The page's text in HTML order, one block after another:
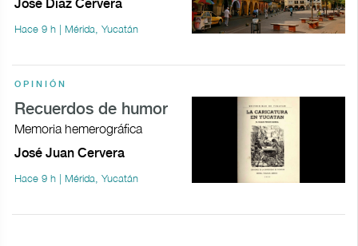
José Díaz Cervera
Hace 9 h | Mérida, Yucatán
OPINIÓN
Recuerdos de humor
Memoria hemerográfica
José Juan Cervera
Hace 9 h | Mérida, Yucatán